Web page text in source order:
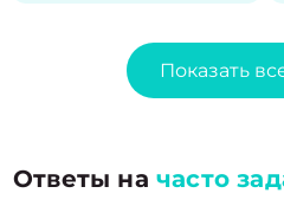
Показать
Ответы начасто